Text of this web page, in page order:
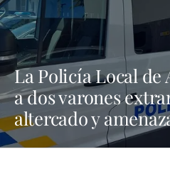
La Policía Local
a dos varones
altercado y
blanca